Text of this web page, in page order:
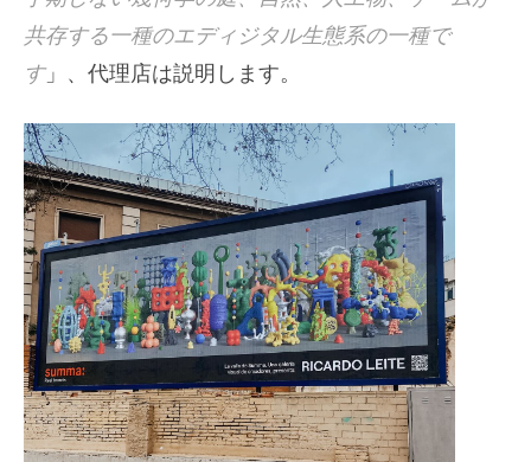
共存する一種のエディジタル生態系の一種で
す」、代理店は説明します。